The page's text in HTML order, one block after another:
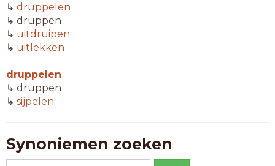
↳ druppelen
↳ druppen
↳ uitdruipen
↳ uitlekken
druppelen
↳ druppen
↳ sijpelen
Synoniemen zoeken